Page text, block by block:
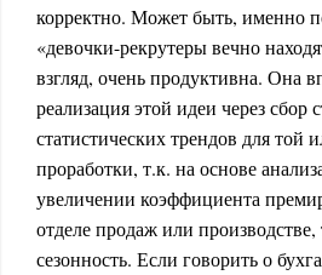
корректно. Может быть, именно
«девочки-рекрутеры вечно
взгляд, очень продуктивна. Она
реализация этой идеи через сбор
статистических трендов для той
проработки, т.к. на основе
увеличении коэффициента
отделе продаж или
сезонность. Если говорить о